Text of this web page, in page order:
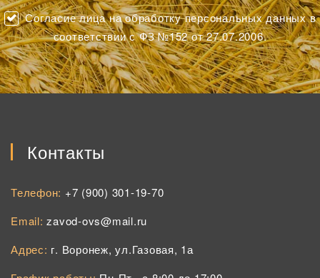
Согласие лица на обработку персональных данных в
соответствии с ФЗ №152 от 27.07.2006.
Контакты
Телефон: +7 (900) 301-19-70
Email:zavod-ovs@mail.ru
Адрес: г. Воронеж, ул.Газовая, 1а